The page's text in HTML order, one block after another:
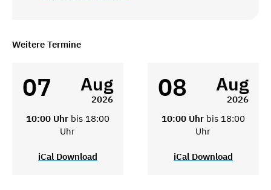
Weitere Termine
07 Aug
2026
10:00 Uhr bis 18:00
Uhr
iCal Download
08 Aug
2026
10:00 Uhr bis 18:00
Uhr
iCal Download